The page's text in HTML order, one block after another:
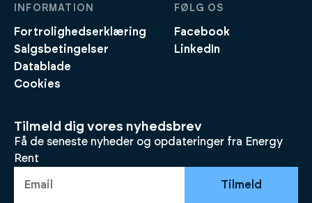
INFORMATION
Fortrolighedserklæring
Salgsbetingelser
Datablade
Cookies
FØLG OS
Facebook
LinkedIn
Tilmeld dig vores nyhedsbrev
Få de seneste nyheder og opdateringer fra Energy
Rent
Tilmeld